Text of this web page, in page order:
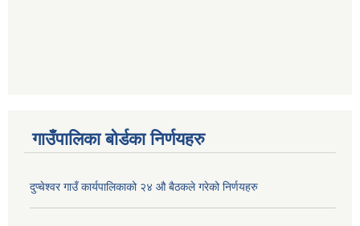
गाउँपालिका बोर्डका निर्णयहरु
दुप्चेश्वर गाउँ कार्यपालिकाको २४ औ बैठकले गरेको निर्णयहरु